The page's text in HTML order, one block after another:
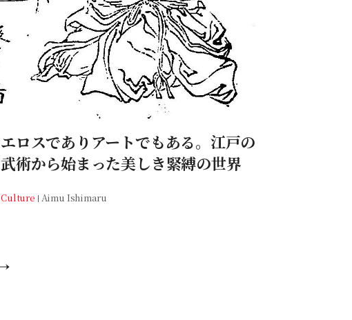
エロスでありアートでもある。江戸の
武術から始まった美しき緊縛の世界
Culture Aimu Ishimaru